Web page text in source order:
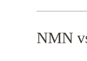
NMN